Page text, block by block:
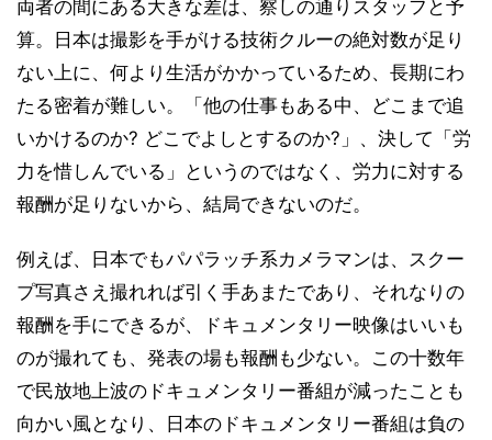
両者の間にある大きな差は、察しの通りスタッフと予
算。日本は撮影を手がける技術クルーの絶対数が足り
ない上に、何より生活がかかっているため、長期にわ
たる密着が難しい。「他の仕事もある中、どこまで追
いかけるのか? どこでよしとするのか?」、決して「労
力を惜しんでいる」というのではなく、労力に対する
報酬が足りないから、結局できないのだ。
例えば、日本でもパパラッチ系カメラマンは、スクー
プ写真さえ撮れれば引く手あまたであり、それなりの
報酬を手にできるが、ドキュメンタリー映像はいいも
のが撮れても、発表の場も報酬も少ない。この十数年
で民放地上波のドキュメンタリー番組が減ったことも
向かい風となり、日本のドキュメンタリー番組は負の